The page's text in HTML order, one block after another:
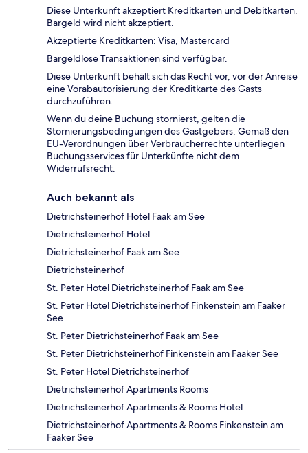
Diese Unterkunft akzeptiert Kreditkarten und Debitkarten.
Bargeld wird nicht akzeptiert.
Akzeptierte Kreditkarten: Visa, Mastercard
Bargeldlose Transaktionen sind verfügbar.
Diese Unterkunft behält sich das Recht vor, vor der Anreise
eine Vorabautorisierung der Kreditkarte des Gasts
durchzuführen.
Wenn du deine Buchung stornierst, gelten die
Stornierungsbedingungen des Gastgebers. Gemäß den
EU-Verordnungen über Verbraucherrechte unterliegen
Buchungsservices für Unterkünfte nicht dem
Widerrufsrecht.
Auch bekannt als
Dietrichsteinerhof Hotel Faak am See
Dietrichsteinerhof Hotel
Dietrichsteinerhof Faak am See
Dietrichsteinerhof
St. Peter Hotel Dietrichsteinerhof Faak am See
St. Peter Hotel Dietrichsteinerhof Finkenstein am Faaker
See
St. Peter Dietrichsteinerhof Faak am See
St. Peter Dietrichsteinerhof Finkenstein am Faaker See
St. Peter Hotel Dietrichsteinerhof
Dietrichsteinerhof Apartments Rooms
Dietrichsteinerhof Apartments & Rooms Hotel
Dietrichsteinerhof Apartments & Rooms Finkenstein am
Faaker See